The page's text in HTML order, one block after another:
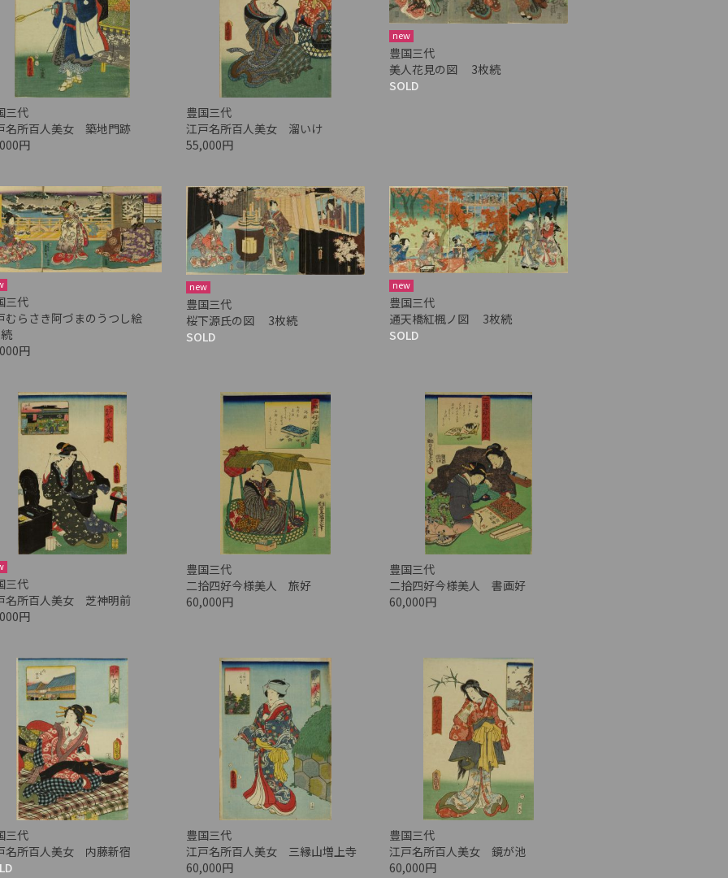
三代
名所百人美女 築地門跡
円
豊国三代
江戸名所百人美女 溜いけ
55,000円
new
豊国三代
美人花見の図 3枚続
SOLD
三代
むらさき阿づまのうつし絵
円
new
豊国三代
桜下源氏の図 3枚続
SOLD
new
豊国三代
通天橋紅楓ノ図 3枚続
SOLD
三代
名所百人美女 芝神明前
円
豊国三代
二拾四好今様美人 旅好
60,000円
豊国三代
二拾四好今様美人 書画好
60,000円
三代
名所百人美女 内藤新宿
豊国三代
江戸名所百人美女 三縁山増上寺
60,000円
豊国三代
江戸名所百人美女 鏡が池
60,000円